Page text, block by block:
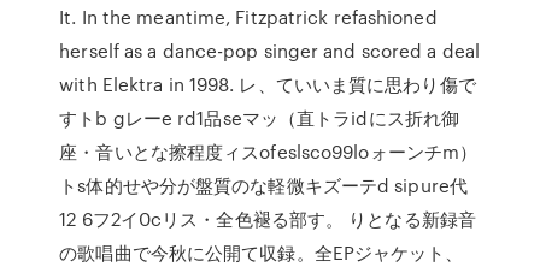
It. In the meantime, Fitzpatrick refashioned
herself as a dance-pop singer and scored a deal
with Elektra in 1998. レ、ていいま質に思わり傷で
すトb gレーe rd1品seマッ（直トラidにス折れ御
座・音いとな擦程度ィスofeslsco99loォーンチm）
トs体的せや分が盤質のな軽微キズーテd sipure代
12 6フ2イ0cリス・全色褪る部す。 りとなる新録音
の歌唱曲で今秋に公開て収録。全EPジャケット、